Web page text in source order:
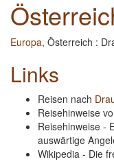
Europa, Österreich :
Links
Reisen nach
Reisehinweise
Reisehinweise -
auswärtige
Wikipedia - Die